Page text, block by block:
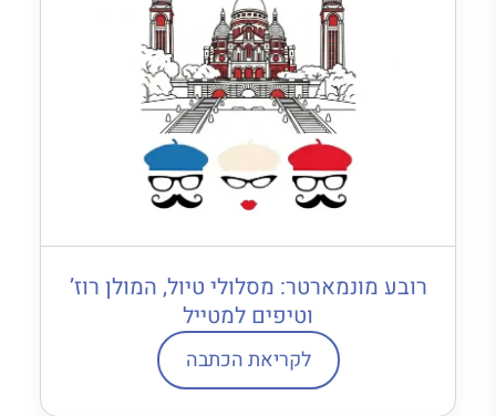
רובע מונמארטר: מסלולי טיול, המולן רוז’
וטיפים למטייל
לקריאת הכתבה